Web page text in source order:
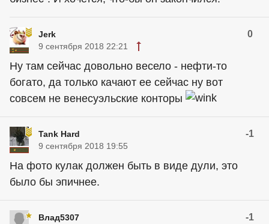
Jerk 0
9 сентября 2018 22:21
Ну там сейчас довольно весело - нефти-то
богато, да только качают ее сейчас ну вот
совсем не венесуэльские конторы
Tank Hard -1
9 сентября 2018 19:55
На фото кулак должен быть в виде дули, это
было бы эпичнее.
Влад5307 -1